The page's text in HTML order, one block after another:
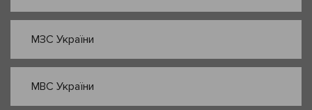
МЗС України
МВС України